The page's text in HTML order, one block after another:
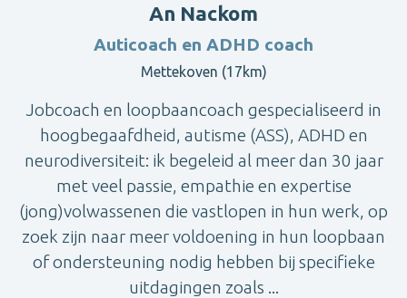
An Nackom
Auticoach en ADHD coach
Mettekoven (17km)
Jobcoach en loopbaancoach gespecialiseerd in
hoogbegaafdheid, autisme (ASS), ADHD en
neurodiversiteit: ik begeleid al meer dan 30 jaar
met veel passie, empathie en expertise
(jong)volwassenen die vastlopen in hun werk, op
zoek zijn naar meer voldoening in hun loopbaan
of ondersteuning nodig hebben bij specifieke
uitdagingen zoals ...